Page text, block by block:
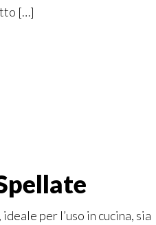
[…]
per l’uso in cucina, sia